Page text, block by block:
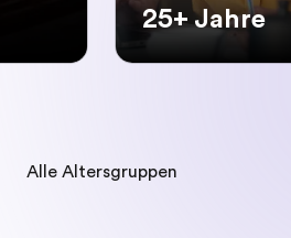
25+ Jahre
Alle Altersgruppen